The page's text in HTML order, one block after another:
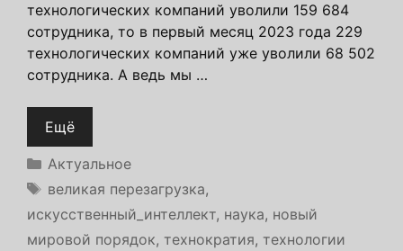
технологических компаний уволили 159 684
сотрудника, то в первый месяц 2023 года 229
технологических компаний уже уволили 68 502
сотрудника. А ведь мы …
Ещё
Рубрики
Актуальное
Метки
великая перезагрузка,
искусственный_интеллект, наука, новый
мировой порядок, технократия, технологии